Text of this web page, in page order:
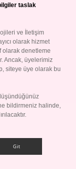
taslak
ve İletişim
olarak hizmet
olarak denetleme
Ancak, üyelerimiz
siteye üye olarak bu
bildirmeniz halinde,